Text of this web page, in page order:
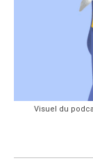
Visuel du